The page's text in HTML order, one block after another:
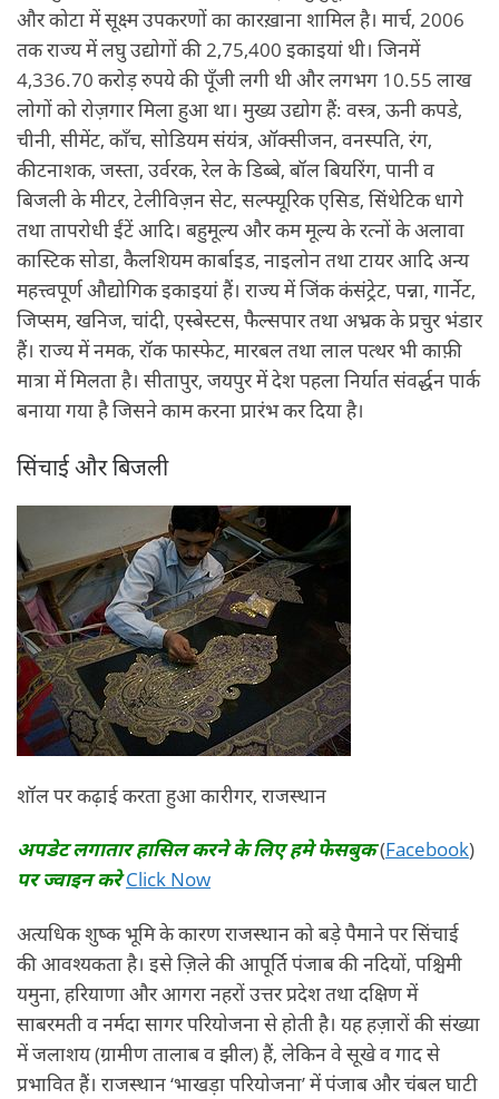
और कोटा में सूक्ष्म उपकरणों का कारख़ाना शामिल है। मार्च, 2006
तक राज्य में लघु उद्योगों की 2,75,400 इकाइयां थी। जिनमें
4,336.70 करोड़ रुपये की पूँजी लगी थी और लगभग 10.55 लाख
लोगों को रोज़गार मिला हुआ था। मुख्य उद्योग हैं: वस्त्र, ऊनी कपडे,
चीनी, सीमेंट, काँच, सोडियम संयंत्र, ऑक्सीजन, वनस्पति, रंग,
कीटनाशक, जस्ता, उर्वरक, रेल के डिब्बे, बॉल बियरिंग, पानी व
बिजली के मीटर, टेलीविज़न सेट, सल्फ्यूरिक एसिड, सिंथेटिक धागे
तथा तापरोधी ईंटें आदि। बहुमूल्य और कम मूल्य के रत्नों के अलावा
कास्टिक सोडा, कैलशियम कार्बाइड, नाइलोन तथा टायर आदि अन्य
महत्त्वपूर्ण औद्योगिक इकाइयां हैं। राज्य में जिंक कंसंट्रेट, पन्ना, गार्नेट,
जिप्सम, खनिज, चांदी, एस्बेस्टस, फैल्सपार तथा अभ्रक के प्रचुर भंडार
हैं। राज्य में नमक, रॉक फास्फेट, मारबल तथा लाल पत्थर भी काफ़ी
मात्रा में मिलता है। सीतापुर, जयपुर में देश पहला निर्यात संवर्द्धन पार्क
बनाया गया है जिसने काम करना प्रारंभ कर दिया है।
सिंचाई और बिजली
शॉल पर कढ़ाई करता हुआ कारीगर, राजस्थान
अपडेट लगातार हासिल करने के लिए हमे फेसबुक(Facebook)
पर ज्वाइन करे Click Now
अत्यधिक शुष्क भूमि के कारण राजस्थान को बड़े पैमाने पर सिंचाई
की आवश्यकता है। इसे ज़िले की आपूर्ति पंजाब की नदियों, पश्चिमी
यमुना, हरियाणा और आगरा नहरों उत्तर प्रदेश तथा दक्षिण में
साबरमती व नर्मदा सागर परियोजना से होती है। यह हज़ारों की संख्या
में जलाशय (ग्रामीण तालाब व झील) हैं, लेकिन वे सूखे व गाद से
प्रभावित हैं। राजस्थान ‘भाखड़ा परियोजना’ में पंजाब और चंबल घाटी